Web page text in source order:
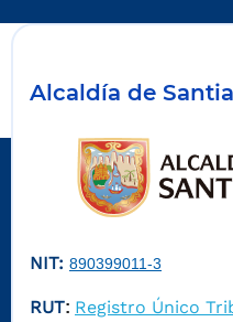
Alcaldía de
NIT: 890399011-3
RUT: Registro Único